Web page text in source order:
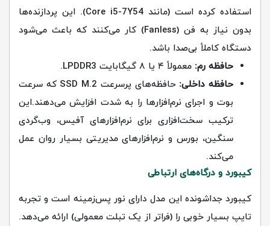
استفاده کرده است (مانند Core i5-7Y54). این پردازنده‌ها
بدون نیاز به فن (Fanless) کار می‌کنند که باعث می‌شود
دستگاه کاملاً بی‌صدا باشد.
حافظه رم: معمولاً ۴ یا ۸ گیگابایت LPDDR3.
حافظه داخلی:
حافظه‌های پرسرعت SSD M.2 که سرعت
بوت و اجرای نرم‌افزارها را به شدت افزایش می‌دهند.این
ترکیب سخت‌افزاری برای نرم‌افزارهای آفیس، وب‌گردی
سنگین، بورس و نرم‌افزارهای مدیریتی بسیار روان عمل
می‌کند.
کیبورد و درگاه‌های ارتباطی
کیبورد جداشونده این مدل دارای نور پس‌زمینه است و تجربه
تایپ بسیار خوبی را (فراتر از یک تبلت معمولی) ارائه می‌دهد.